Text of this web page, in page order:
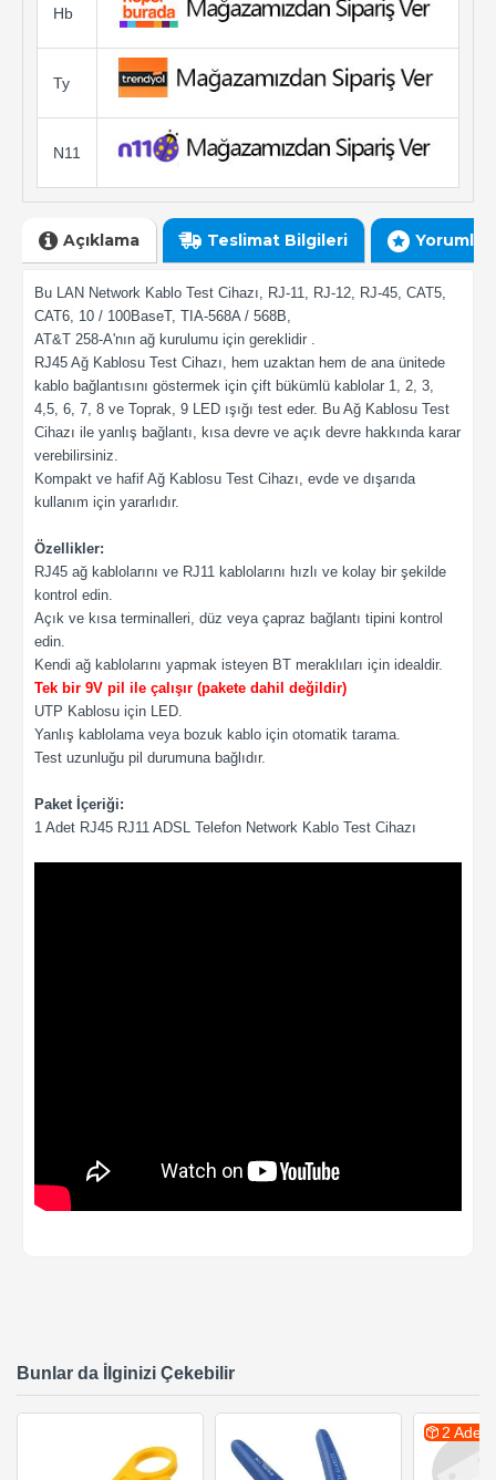
Hb
Ty
N11
Açıklama Teslimat Bilgileri Yorumlar
Bu LAN Network Kablo Test Cihazı, RJ-11, RJ-12, RJ-45, CAT5,
CAT6, 10 / 100BaseT, TIA-568A / 568B,
AT&T 258-A'nın ağ kurulumu için gereklidir .
RJ45 Ağ Kablosu Test Cihazı, hem uzaktan hem de ana ünitede
kablo bağlantısını göstermek için çift bükümlü kablolar 1, 2, 3,
4,5, 6, 7, 8 ve Toprak, 9 LED ışığı test eder. Bu Ağ Kablosu Test
Cihazı ile yanlış bağlantı, kısa devre ve açık devre hakkında karar
verebilirsiniz.
Kompakt ve hafif Ağ Kablosu Test Cihazı, evde ve dışarıda
kullanım için yararlıdır.
Özellikler:
RJ45 ağ kablolarını ve RJ11 kablolarını hızlı ve kolay bir şekilde
kontrol edin.
Açık ve kısa terminalleri, düz veya çapraz bağlantı tipini kontrol
edin.
Kendi ağ kablolarını yapmak isteyen BT meraklıları için idealdir.
Tek bir 9V pil ile çalışır (pakete dahil değildir)
UTP Kablosu için LED.
Yanlış kablolama veya bozuk kablo için otomatik tarama.
Test uzunluğu pil durumuna bağlıdır.
Paket İçeriği:
1 Adet RJ45 RJ11 ADSL Telefon Network Kablo Test Cihazı
Bunlar da İlginizi Çekebilir
2 Adet